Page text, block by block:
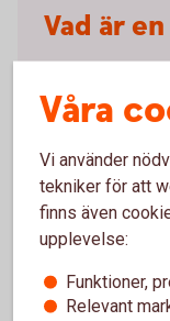
Vad är
fondandelar
fondkurs som
Så sätts
Fondkursen
fondens
Våra
Vi använder
tekniker för att
finns även
upplevelse:
Funktioner,
Relevant